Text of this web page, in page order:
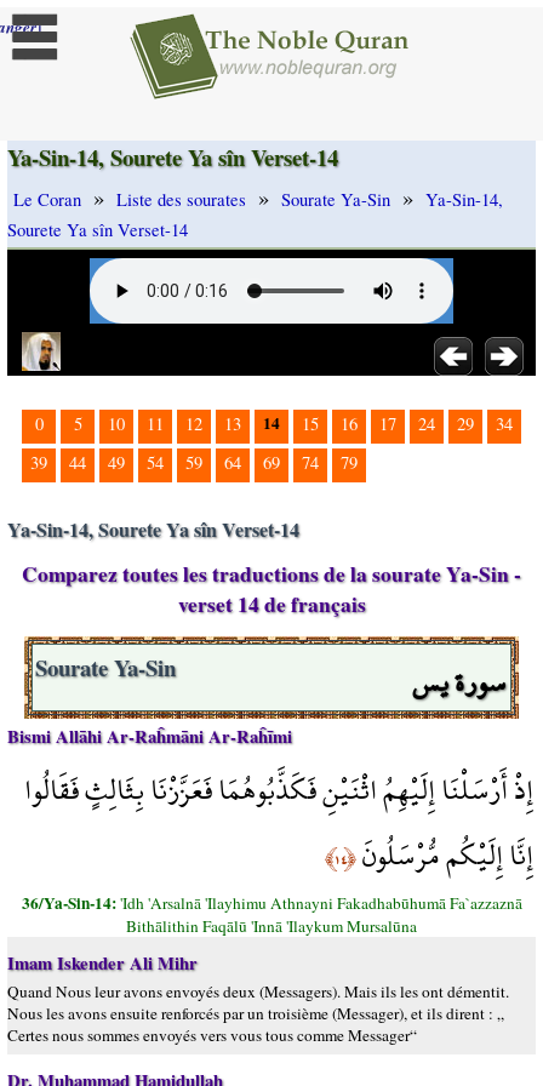
]
Ya-Sin-14, Sourete Ya sîn Verset-14
Le Coran » Liste des sourates » Sourate Ya-Sin » Ya-Sin-14,
Sourete Ya sîn Verset-14
0 5 10 11 12 13 14 15 16 17 24 29
34
39
44 49 54 59 64 69 74 79
Ya-Sin-14, Sourete Ya sîn Verset-14
Comparez toutes les traductions de la sourate Ya-Sin -
verset 14 de français
سورة يس Sourate Ya-Sin
Bismi Allāhi Ar-Raĥmāni Ar-Raĥīmi
إِذْ أَرْسَلْنَا إِلَيْهِمُ اثْنَيْنِ فَكَذَّبُوهُمَا فَعَزَّزْنَا بِثَالِثٍ فَقَالُوا
إِنَّا إِلَيْكُم مُّرْسَلُونَ﴿١٤﴾
36/Ya-Sin-14:'Idh 'Arsalnā 'Ilayhimu Athnayni Fakadhabūhumā Fa`azzaznā
Bithālithin Faqālū 'Innā 'Ilaykum Mursalūna
Imam Iskender Ali Mihr
Quand Nous leur avons envoyés deux (Messagers). Mais ils les ont démentit.
Nous les avons ensuite renforcés par un troisième (Messager), et ils dirent : „
Certes nous sommes envoyés vers vous tous comme Messager“
Dr. Muhammad Hamidullah